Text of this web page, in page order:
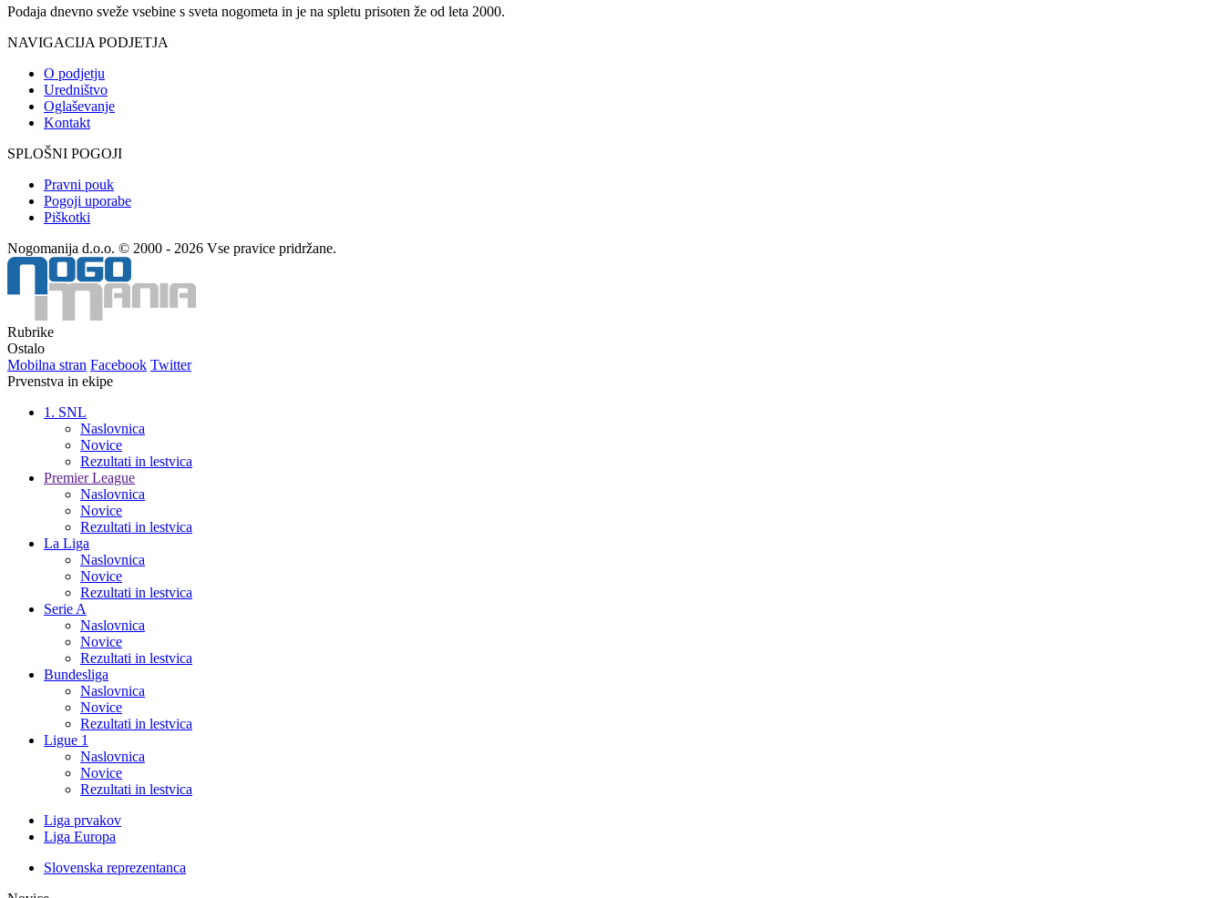
Podaja dnevno sveže vsebine s sveta nogometa in je na spletu prisoten že od leta 2000.
NAVIGACIJA PODJETJA
O podjetju
Uredništvo
Oglaševanje
Kontakt
SPLOŠNI POGOJI
Pravni pouk
Pogoji uporabe
Piškotki
Nogomanija d.o.o. © 2000 - 2026 Vse pravice pridržane.
Rubrike
Ostalo
Mobilna stran Facebook Twitter
Prvenstva in ekipe
1. SNL
Naslovnica
Novice
Rezultati in lestvica
Premier League
Naslovnica
Novice
Rezultati in lestvica
La Liga
Naslovnica
Novice
Rezultati in lestvica
Serie A
Naslovnica
Novice
Rezultati in lestvica
Bundesliga
Naslovnica
Novice
Rezultati in lestvica
Ligue 1
Naslovnica
Novice
Rezultati in lestvica
Liga prvakov
Liga Europa
Slovenska reprezentanca